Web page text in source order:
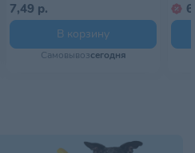
7,49 р.
В корзину
Самовывозсегодня